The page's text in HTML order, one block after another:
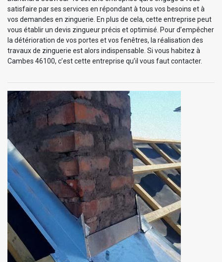
satisfaire par ses services en répondant à tous vos besoins et à
vos demandes en zinguerie. En plus de cela, cette entreprise peut
vous établir un devis zingueur précis et optimisé. Pour d’empêcher
la détérioration de vos portes et vos fenêtres, la réalisation des
travaux de zinguerie est alors indispensable. Si vous habitez à
Cambes 46100, c’est cette entreprise qu’il vous faut contacter.